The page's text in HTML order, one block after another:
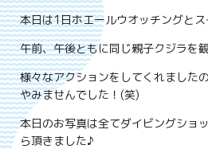
本日は1日ホエールウオッチングと
午前、午後ともに同じ親子クジラを
様々なアクションをしてくれました
やみませんでした！(笑)
本日のお写真は全てダイビングシ
ら頂きました♪